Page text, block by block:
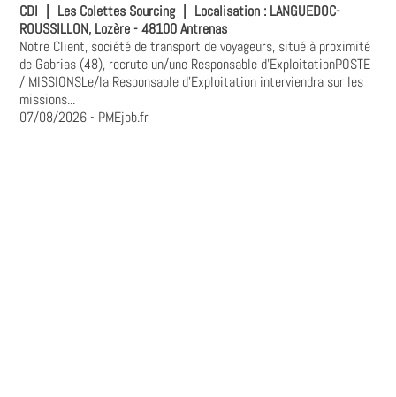
CDI | Les Colettes Sourcing | Localisation : LANGUEDOC-
ROUSSILLON, Lozère - 48100 Antrenas
Notre Client, société de transport de voyageurs, situé à proximité
de Gabrias (48), recrute un/une Responsable d'ExploitationPOSTE
/ MISSIONSLe/la Responsable d'Exploitation interviendra sur les
missions...
07/08/2026- PMEjob.fr